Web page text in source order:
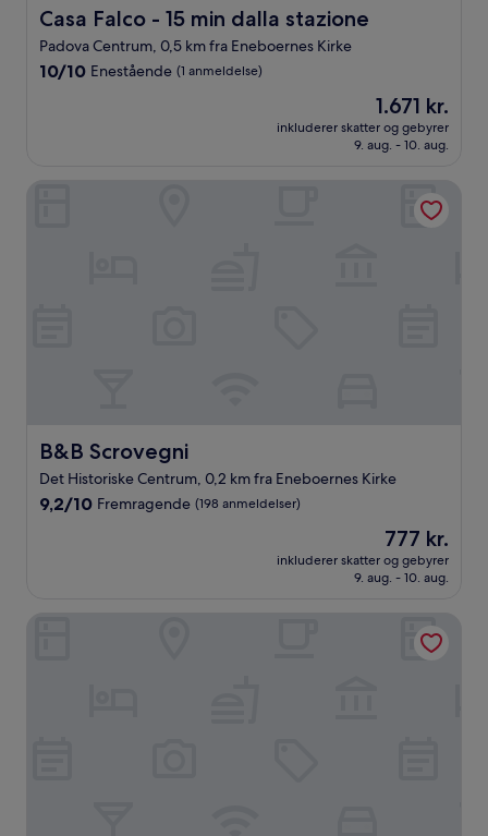
Casa Falco - 15 min dalla stazione
Casa Falco - 15 min dalla stazione
Padova Centrum, 0,5 km fra Eneboernes Kirke
10.0
anmeldelse)
10/10 Enestående (1 anmeldelse)
Prisen
er
1.671 kr.
1.671 kr.
inkluderer skatter og gebyrer
9. aug. - 10. aug.
B&B Scrovegni
B&B Scrovegni
Det Historiske Centrum, 0,2 km fra Eneboernes Kirke
9.2
anmeldelser)
9,2/10 Fremragende (198 anmeldelser)
Prisen
er
777 kr.
777 kr.
inkluderer skatter og gebyrer
9. aug. - 10. aug.